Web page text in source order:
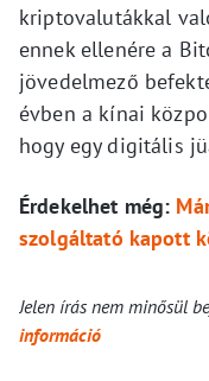
kriptovalutákkal
ennek ellenére a
jövedelmező
évben a kínai
hogy egy digitális
Érdekelhet még:
szolgáltató kapott
Jelen írás nem minősül
információ